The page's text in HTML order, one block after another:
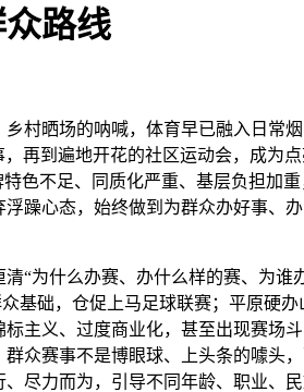
路线
晒场的呐喊，体育早已融入日常烟
，再到遍地开花的社区运动会，成
色不足、同质化严重、基层负担加
躁心态，始终做到为群众办好事、
为什么办赛、办什么样的赛、为谁
基础，仓促上马足球联赛；平原硬
主义、过度商业化，甚至出现赛场
众赛事不是博眼球、上头条的噱头
尽力而为，引导不同年龄、职业、